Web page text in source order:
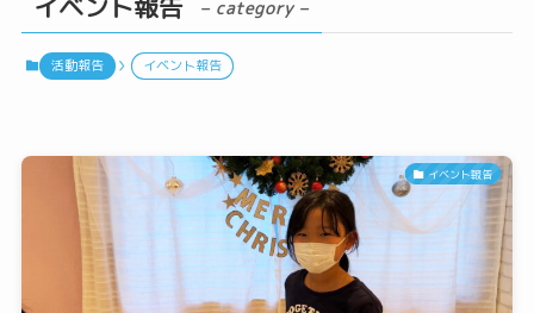
イベント報告 – category –
活動報告 イベント報告
イベント報告